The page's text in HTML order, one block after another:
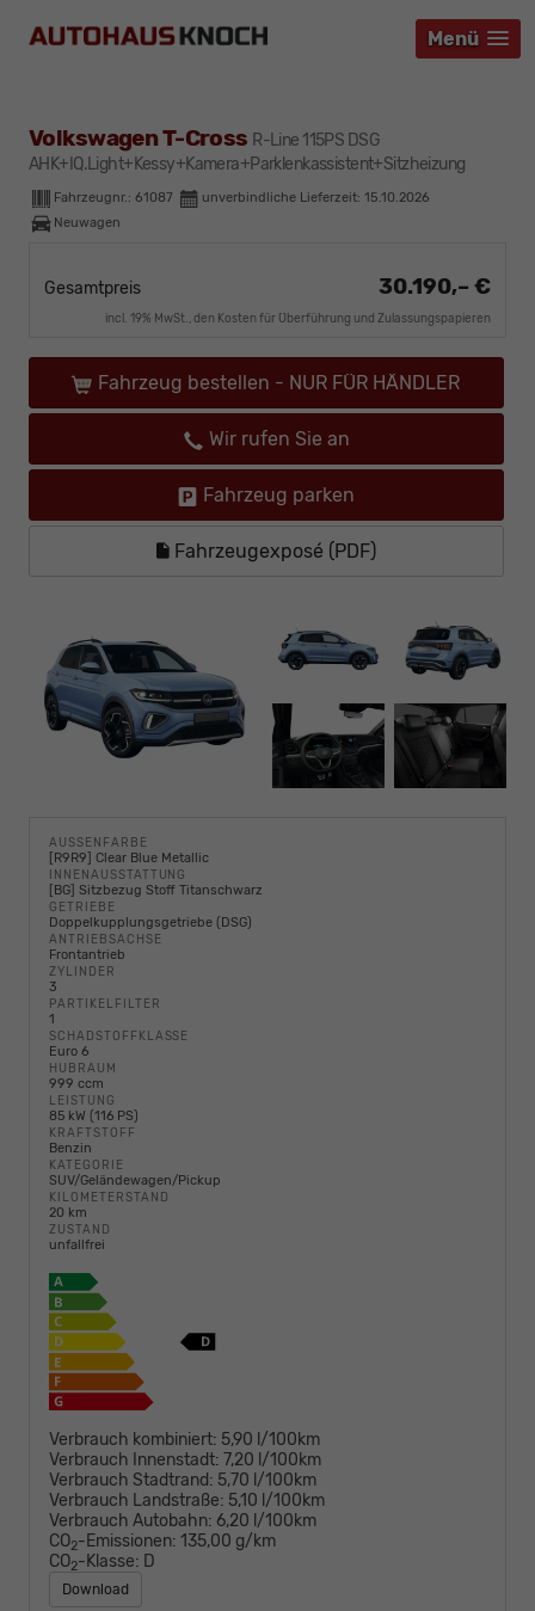
Menü
Menü
Menü
Volkswagen T-Cross R-Line 115PS DSG
AHK+IQ.Light+Kessy+Kamera+Parklenkassistent+Sitzheizung
Fahrzeugnr.: 61087 unverbindliche Lieferzeit: 15.10.2026
Neuwagen
Gesamtpreis 30.190,– €
incl. 19% MwSt., den Kosten für Überführung und Zulassungspapieren
Fahrzeug bestellen - NUR FÜR HÄNDLER
Wir rufen Sie an
Fahrzeug parken
Fahrzeugexposé (PDF)
AUSSENFARBE
[R9R9] Clear Blue Metallic
INNENAUSSTATTUNG
[BG] Sitzbezug Stoff Titanschwarz
GETRIEBE
Doppelkupplungsgetriebe (DSG)
ANTRIEBSACHSE
Frontantrieb
ZYLINDER
3
PARTIKELFILTER
1
SCHADSTOFFKLASSE
Euro 6
HUBRAUM
999 ccm
LEISTUNG
85 kW (116 PS)
KRAFTSTOFF
Benzin
KATEGORIE
SUV/Geländewagen/Pickup
KILOMETERSTAND
20 km
ZUSTAND
unfallfrei
Verbrauch kombiniert: 5,90 l/100km
Verbrauch Innenstadt: 7,20 l/100km
Verbrauch Stadtrand: 5,70 l/100km
Verbrauch Landstraße: 5,10 l/100km
Verbrauch Autobahn: 6,20 l/100km
CO2-Emissionen: 135,00 g/km
CO2-Klasse: D
Download